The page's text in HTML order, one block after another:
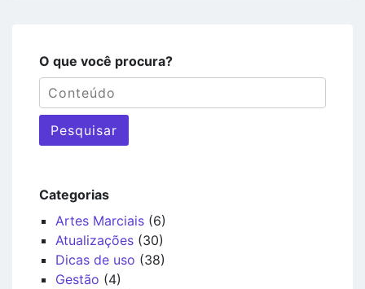
O que você procura?
Pesquisar
Categorias
Artes Marciais (6)
Atualizações (30)
Dicas de uso (38)
Gestão (4)